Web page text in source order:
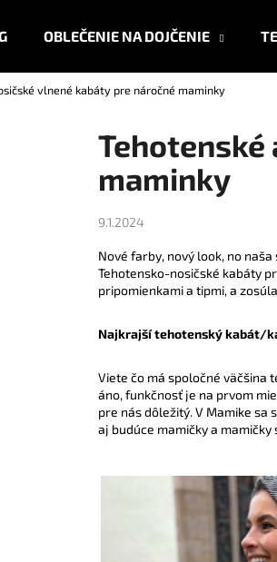
OBLEČENIE NA DOJČENIE
vlnené kabáty pre náročné maminky
Tehotenské
maminky
9.1.2024
Nové farby, nový look, no
Tehotensko-nosičské kabáty
pripomienkami a tipmi, a
Najkrajší tehotenský kabát/
Viete čo má spoločné väčšina
áno, funkčnosť je na prvom
pre nás dôležitý. V Mamike sa
aj budúce mamičky a
Čo potrebujete
ZAVINOVACÍ NOSIČSKÝ A
SVETER